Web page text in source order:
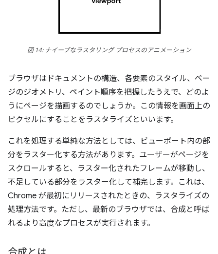
図 14: ナイーブなラスタリング プロセスのアニメーション
ブラウザはドキュメントの構造、各要素のスタイル、ペー
ジのジオメトリ、ペイント順序を把握したうえで、どのよ
うにページを描画するのでしょうか。この情報を画面上の
ピクセルにすることをラスタライズといいます。
これを処理する単純な方法としては、ビューポート内の部
分をラスター化する方法があります。ユーザーがページを
スクロールすると、ラスター化されたフレームが移動し、
不足している部分をラスター化して補完します。これは、
Chrome が最初にリリースされたときの、ラスタライズの
処理方法です。ただし、最新のブラウザでは、合成と呼ば
れるより高度なプロセスが実行されます。